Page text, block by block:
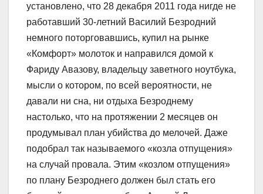
установлено, что 28 декабря 2011 года нигде не
работавший 30-летний Василий Безродний
немного поторговавшись, купил на рынке
«Комфорт» молоток и направился домой к
Фариду Авазову, владельцу заветного ноутбука,
мысли о котором, по всей вероятности, не
давали ни сна, ни отдыха Безроднему
настолько, что на протяжении 2 месяцев он
продумывал план убийства до мелочей. Даже
подобрал так называемого «козла отпущения»
на случай провала. Этим «козлом отпущения»
по плану Безроднего должен был стать его